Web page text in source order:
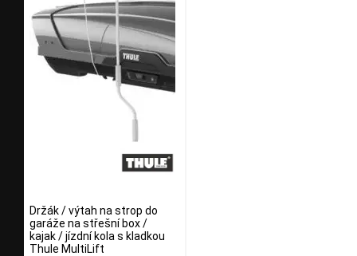
Držák / výtah na strop do
garáže na střešní box /
kajak / jízdní kola s kladkou
Thule MultiLift